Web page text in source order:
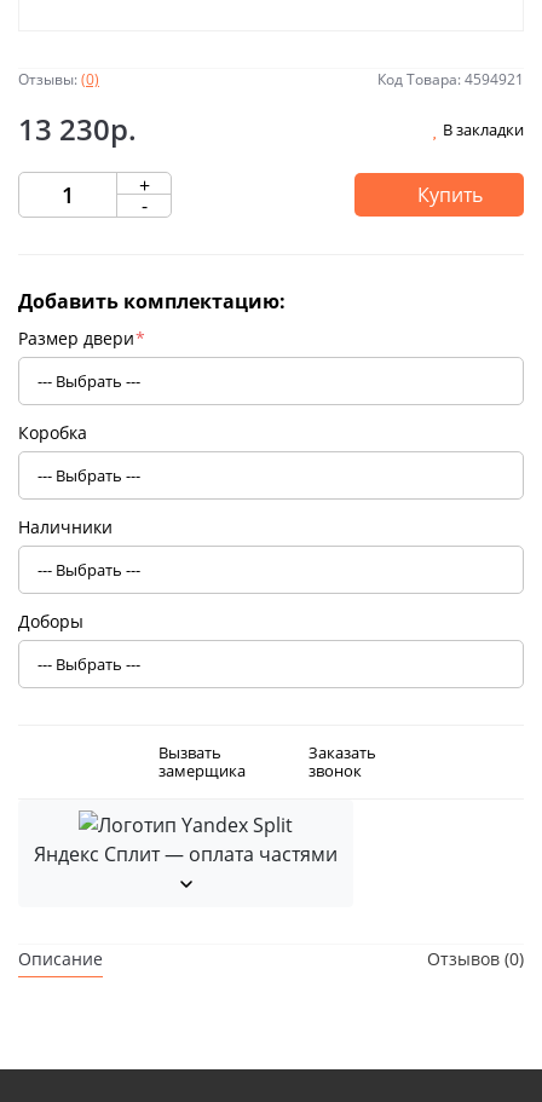
Отзывы:(0) Код Товара: 4594921
13 230р. В закладки
+
- Купить
Добавить комплектацию:
Размер двери*
Коробка
Наличники
Доборы
Вызвать
замерщика
Заказать
звонок
Яндекс Сплит — оплата частями
Описание Отзывов (0)